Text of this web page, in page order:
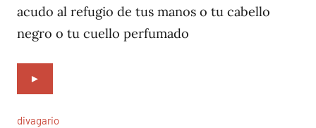
1996
acudo al refugio de tus manos o tu cabello
negro o tu cuello perfumado
►
divagario